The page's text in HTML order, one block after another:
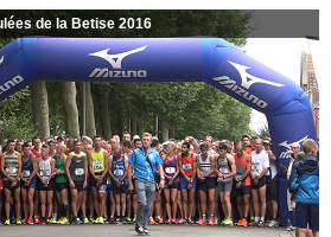
de la Betise 2016